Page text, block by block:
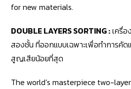
for new materials.
DOUBLE LAYERS SORTING :เครื่
สองชั้น ที่ออกแบบเฉพาะเพื่อทำการคั
สูญเสียน้อยที่สุด
The world’s masterpiece two-